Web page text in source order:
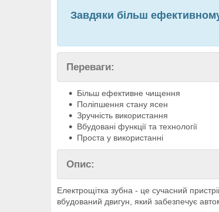
Завдяки більш
Переваги:
Більш ефективне чищення
Поліпшення стану ясен
Зручність використання
Вбудовані функції та технології
Проста у використанні
Опис:
Електрощітка зубна - це сучасний
вбудований двигун, який забезпечує